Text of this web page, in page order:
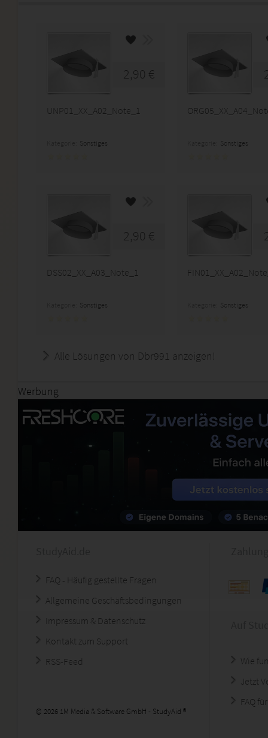
2,90 €
UNP01_XX_A02_Note_1
Sonstiges Sonstiges
2,90 €
DSS02_XX_A03_Note_1
Sonstiges Sonstiges
Alle Lösungen von Dbr991 anzeigen!
Werbung
FAQ - Häufig gestellte Fragen
Allgemeine Geschäftsbedingungen
Impressum & Datenschutz
Kontakt zum Support
RSS-Feed
© 2026 1M Media & Software GmbH - StudyAid ®
Wie
Jetzt
FAQ